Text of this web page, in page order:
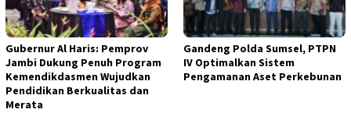
Gubernur Al Haris: Pemprov
Jambi Dukung Penuh Program
Kemendikdasmen Wujudkan
Pendidikan Berkualitas dan
Merata
Gandeng Polda Sumsel, PTPN
IV Optimalkan Sistem
Pengamanan Aset Perkebunan